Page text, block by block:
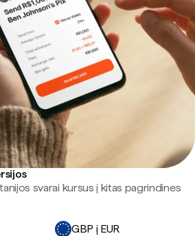
svarai kursus į kitas pagrindines
GBP į EUR